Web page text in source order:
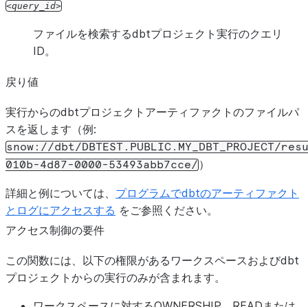
query_id
ファイルを検索するdbtプロジェクト実行のクエリ
ID。
戻り値
実行からのdbtプロジェクトアーティファクトのファイルパ
スを返します（例:
snow://dbt/
010b-4d87-0000-53493abb7cce/ ）
詳細と例については、 プログラムでdbtのアーティファクト
とログにアクセスする をご参照ください。
アクセス制御の要件
この関数には、以下の権限があるワークスペースおよびdbt
プロジェクトからの実行のみが含まれます。